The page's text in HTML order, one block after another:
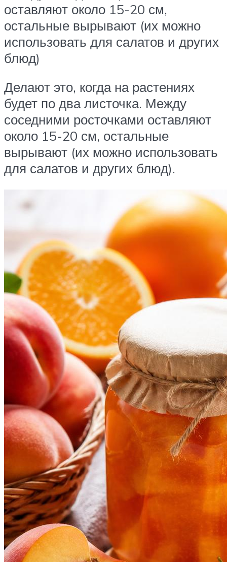
оставляют около 15-20 см,
остальные вырывают (их можно
использовать для салатов и других
блюд)
Делают это, когда на растениях
будет по два листочка. Между
соседними росточками оставляют
около 15-20 см, остальные
вырывают (их можно использовать
для салатов и других блюд).